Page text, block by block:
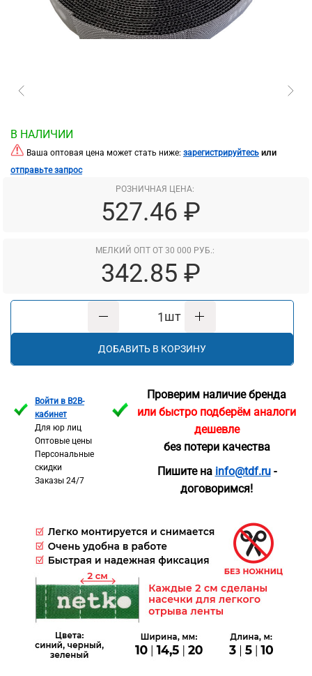
В НАЛИЧИИ
Ваша оптовая цена может стать ниже: зарегистрируйтесь или
отправьте запрос
РОЗНИЧНАЯ ЦЕНА:
527.46 ₽
МЕЛКИЙ ОПТ ОТ 30 000 РУБ.:
342.85 ₽
шт
ДОБАВИТЬ В КОРЗИНУ
Войти в B2B-
кабинет
Для юр лиц
Оптовые цены
Персональные
скидки
Заказы 24/7
Проверим наличие бренда
или быстро подберём аналоги
дешевле
без потери качества
Пишите на info@tdf.ru-
договоримся!